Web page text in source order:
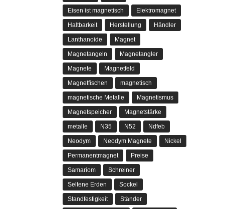
Eisen ist magnetisch Elektromagnet
Haltbarkeit Herstellung Händler
Lanthanoide Magnet
Magnetangeln Magnetangler
Magnete Magnetfeld
Magnetfischen magnetisch
magnetische Metalle Magnetismus
Magnetspeicher Magnetstärke
metalle N35 N52 Ndfeb
Neodym Neodym Magnete Nickel
Permanentmagnet Preise
Samariom Schreiner
Seltene Erden Sockel
Standfestigkeit Ständer